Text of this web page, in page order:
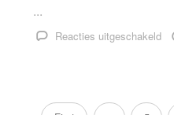
...
Reacties uitgeschakeld